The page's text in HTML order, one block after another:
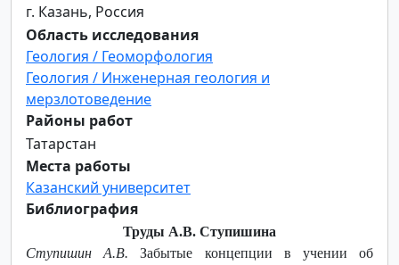
г. Казань, Россия
Область исследования
Геология / Геоморфология
Геология / Инженерная геология и
мерзлотоведение
Районы работ
Татарстан
Места работы
Казанский университет
Библиография
Труды А.В. Ступишина
Ступишин А.В. Забытые концепции в учении об